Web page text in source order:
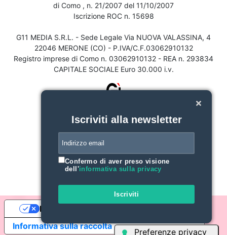
di Como , n. 21/2007 del 11/10/2007
Iscrizione ROC n. 15698
G11 MEDIA S.R.L. - Sede Legale Via NUOVA VALASSINA, 4
22046 MERONE (CO) - P.IVA/C.F.03062910132
Registro imprese di Como n. 03062910132 - REA n. 293834
CAPITALE SOCIALE Euro 30.000 i.v.
Iscriviti alla newsletter
Confermo di aver preso visione
dell'informativa sulla privacy
Iscriviti
Informativa sulla raccolta
Le tue preferenze relative alla privacy